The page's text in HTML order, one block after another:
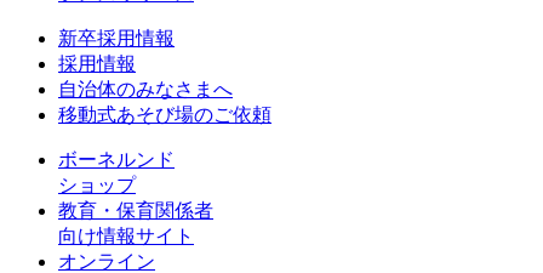
新卒採用情報
採用情報
自治体のみなさまへ
移動式あそび場のご依頼
ボーネルンド
ショップ
教育・保育関係者
向け情報サイト
オンライン